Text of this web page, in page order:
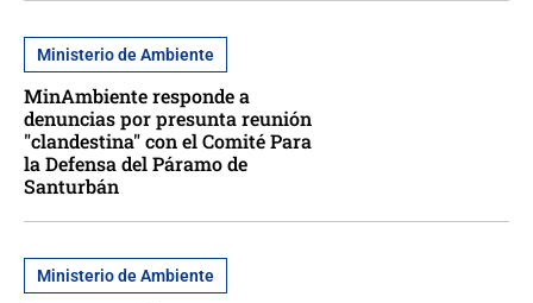
Ministerio de Ambiente
MinAmbiente responde a
denuncias por presunta reunión
"clandestina" con el Comité Para
la Defensa del Páramo de
Santurbán
Ministerio de Ambiente